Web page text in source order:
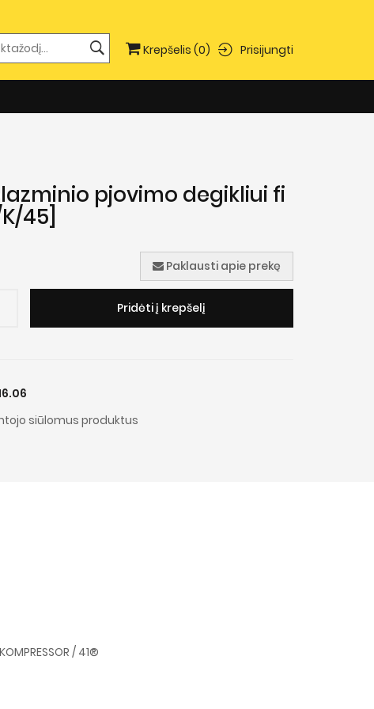
Krepšelis (0) Prisijungti
pjovimo degikliui fi
45]
Paklausti apie prekę
Pridėti į krepšelį
siūlomus produktus
/ 41®